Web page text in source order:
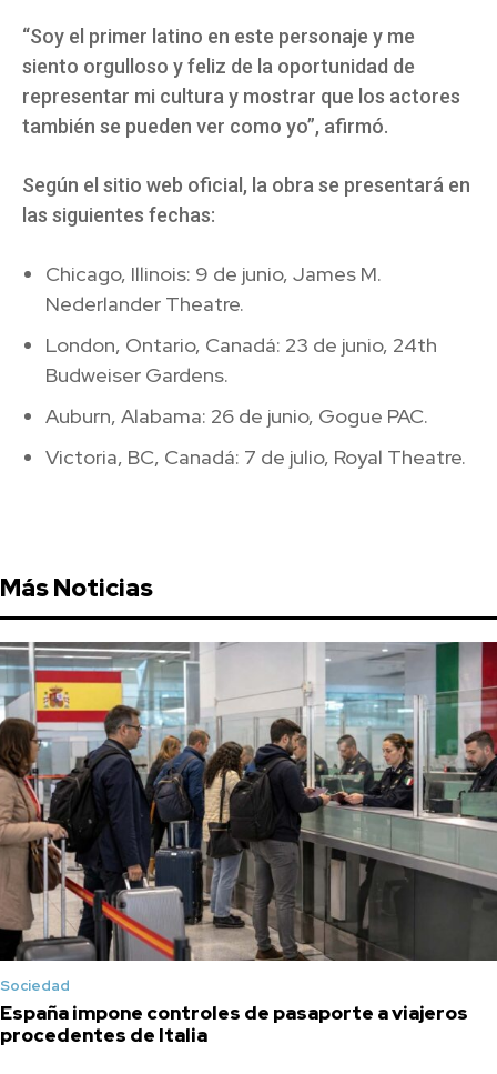
“Soy el primer latino en este personaje y me
siento orgulloso y feliz de la oportunidad de
representar mi cultura y mostrar que los actores
también se pueden ver como yo”, afirmó.
Según el sitio web oficial, la obra se presentará en
las siguientes fechas:
Chicago, Illinois: 9 de junio, James M.
Nederlander Theatre.
London, Ontario, Canadá: 23 de junio, 24th
Budweiser Gardens.
Auburn, Alabama: 26 de junio, Gogue PAC.
Victoria, BC, Canadá: 7 de julio, Royal Theatre.
Más Noticias
Sociedad
España impone controles de pasaporte a viajeros
procedentes de Italia